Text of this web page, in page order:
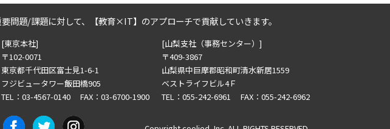
2024年8月の記事一覧(1)
2024年7月の記事一覧(2)
2024年6月の記事一覧(5)
2024年5月の記事一覧(4)
2024年3月の記事一覧(2)
2023年12月の記事一覧(1)
問題/課題に対して、 【教育×IT】のアプローチで貢献していきます。
[東京本社]
〒102-0071
東京都千代田区富士見1-6-1
フジビュータワー飯田橋905
TEL：03-4567-0140 FAX：03-6700-1900
[山梨支社（事務センター）]
〒409-3867
山梨県中巨摩郡昭和町清水新居1559
ベストライフビル4Ｆ
TEL：055-242-6961 FAX：055-242-6962